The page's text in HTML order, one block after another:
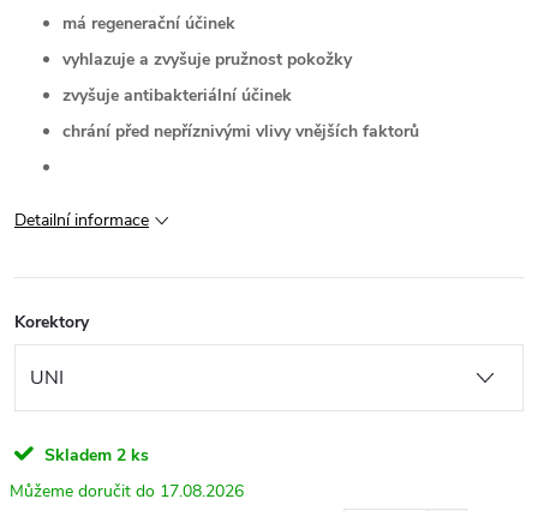
má regenerační účinek
vyhlazuje a zvyšuje pružnost pokožky
zvyšuje antibakteriální účinek
chrání před nepříznivými vlivy vnějších faktorů
Detailní informace
Korektory
Skladem 2 ks
17.08.2026